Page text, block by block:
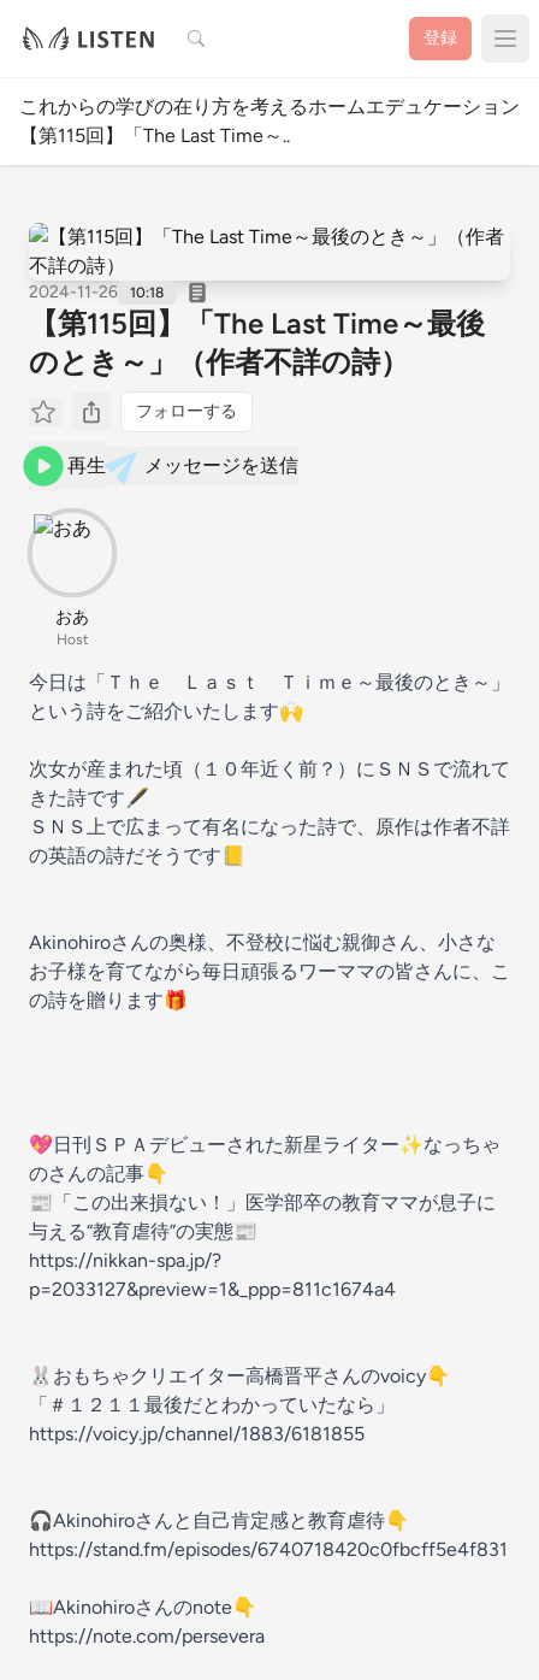
検索 登録
これからの学びの在り方を考えるホームエデュケーション
【第115回】「The Last Time～..
2024-11-26 10:18
【第115回】「The Last Time～最後
のとき～」（作者不詳の詩）
フォローする
再生 メッセージを送信
おあ
Host
今日は「Ｔｈｅ Ｌａｓｔ Ｔｉｍｅ～最後のとき～」
という詩をご紹介いたします🙌
次女が産まれた頃（１０年近く前？）にＳＮＳで流れて
きた詩です🖋
ＳＮＳ上で広まって有名になった詩で、原作は作者不詳
の英語の詩だそうです📒
Akinohiroさんの奥様、不登校に悩む親御さん、小さな
お子様を育てながら毎日頑張るワーママの皆さんに、こ
の詩を贈ります🎁
💖日刊ＳＰＡデビューされた新星ライター✨なっちゃ
のさんの記事👇
📰「この出来損ない！」医学部卒の教育ママが息子に
与える“教育虐待”の実態📰
https://nikkan-spa.jp/?
p=2033127&preview=1&_ppp=811c1674a4
🐰おもちゃクリエイター高橋晋平さんのvoicy👇
「＃１２１１最後だとわかっていたなら」
https://voicy.jp/channel/1883/6181855
🎧Akinohiroさんと自己肯定感と教育虐待👇
https://stand.fm/episodes/6740718420c0fbcff5e4f831
📖Akinohiroさんのnote👇
https://note.com/persevera